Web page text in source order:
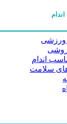
ورزشی
اندام
سلامت